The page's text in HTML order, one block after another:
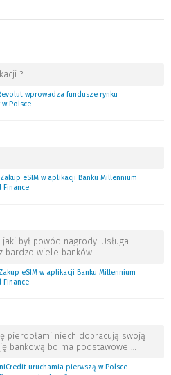
? …
wprowadza fundusze rynku
Polsce
Zakup eSIM w aplikacji Banku Millennium
Finance
był powód nagrody. Usługa
bardzo wiele banków. …
Zakup eSIM w aplikacji Banku Millennium
Finance
pierdołami niech dopracują swoją
bankową bo ma podstawowe …
uruchamia pierwszą w Polsce